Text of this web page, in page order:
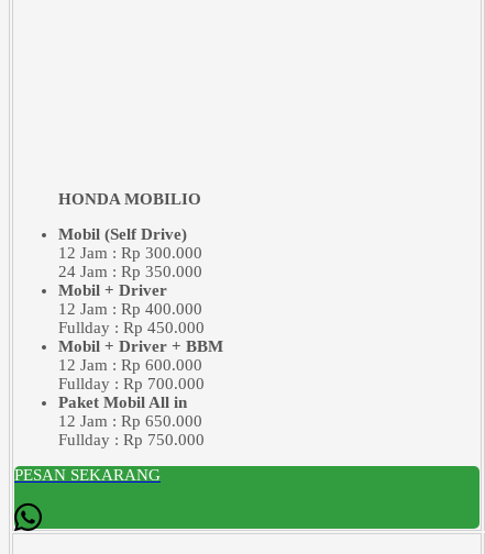
HONDA MOBILIO
Mobil (Self Drive)
12 Jam : Rp 300.000
24 Jam : Rp 350.000
Mobil + Driver
12 Jam : Rp 400.000
Fullday : Rp 450.000
Mobil + Driver + BBM
12 Jam : Rp 600.000
Fullday : Rp 700.000
Paket Mobil All in
12 Jam : Rp 650.000
Fullday : Rp 750.000
PESAN SEKARANG